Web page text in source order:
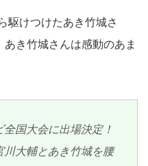
駆けつけたあき竹城さ
き竹城さんは感動のあま
国大会に出場決定！
川大輔とあき竹城を腰